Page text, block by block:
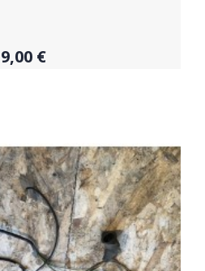
Acheter
9,00 €